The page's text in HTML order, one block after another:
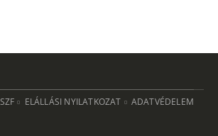
ELÁLLÁSI NYILATKOZAT ADATVÉDELEM